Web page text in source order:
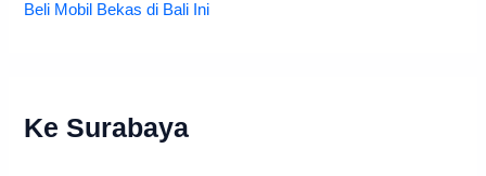
Beli Mobil Bekas di Bali Ini
Ke Surabaya